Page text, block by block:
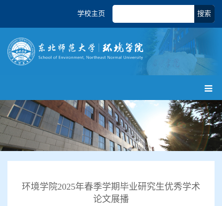
搜索
学校主页
环境学院2025年春季学期毕业研究生优秀学术
论文展播